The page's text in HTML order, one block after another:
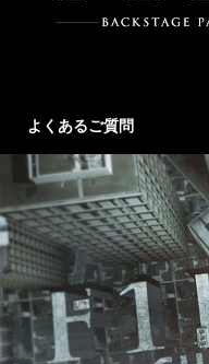
よくあるご質問